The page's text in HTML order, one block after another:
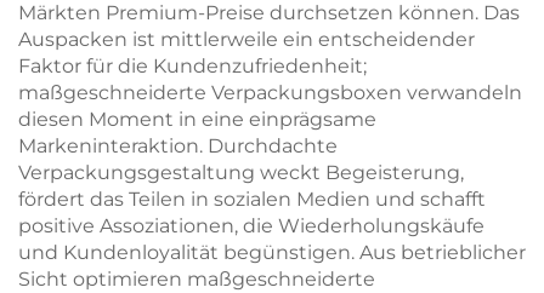
Märkten Premium-Preise durchsetzen können. Das
Auspacken ist mittlerweile ein entscheidender
Faktor für die Kundenzufriedenheit;
maßgeschneiderte Verpackungsboxen verwandeln
diesen Moment in eine einprägsame
Markeninteraktion. Durchdachte
Verpackungsgestaltung weckt Begeisterung,
fördert das Teilen in sozialen Medien und schafft
positive Assoziationen, die Wiederholungskäufe
und Kundenloyalität begünstigen. Aus betrieblicher
Sicht optimieren maßgeschneiderte